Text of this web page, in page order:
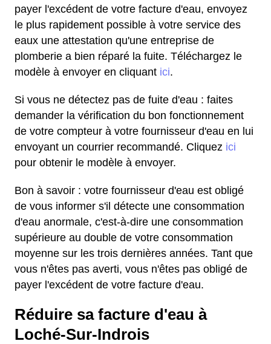
payer l'excédent de votre facture d'eau, envoyez
le plus rapidement possible à votre service des
eaux une attestation qu'une entreprise de
plomberie a bien réparé la fuite. Téléchargez le
modèle à envoyer en cliquant ici.
Si vous ne détectez pas de fuite d'eau : faites
demander la vérification du bon fonctionnement
de votre compteur à votre fournisseur d'eau en lui
envoyant un courrier recommandé. Cliquez ici
pour obtenir le modèle à envoyer.
Bon à savoir : votre fournisseur d'eau est obligé
de vous informer s'il détecte une consommation
d'eau anormale, c'est-à-dire une consommation
supérieure au double de votre consommation
moyenne sur les trois dernières années. Tant que
vous n'êtes pas averti, vous n'êtes pas obligé de
payer l'excédent de votre facture d'eau.
Réduire sa facture d'eau à
Loché-Sur-Indrois